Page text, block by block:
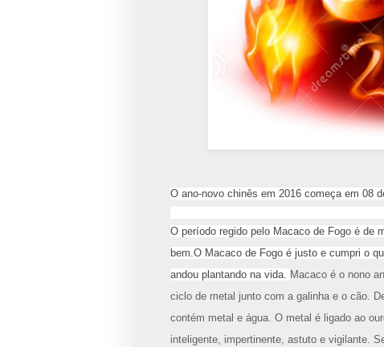
O ano-novo chinês em 2016 começa em 08
O período regido pelo Macaco de Fogo é de
bem.O Macaco de Fogo é justo e cumpri o
andou plantando na vida. Macaco é o nono
ciclo de metal junto com a galinha e o cão.
contém metal e água. O metal é ligado ao
inteligente, impertinente, astuto e vigilante.